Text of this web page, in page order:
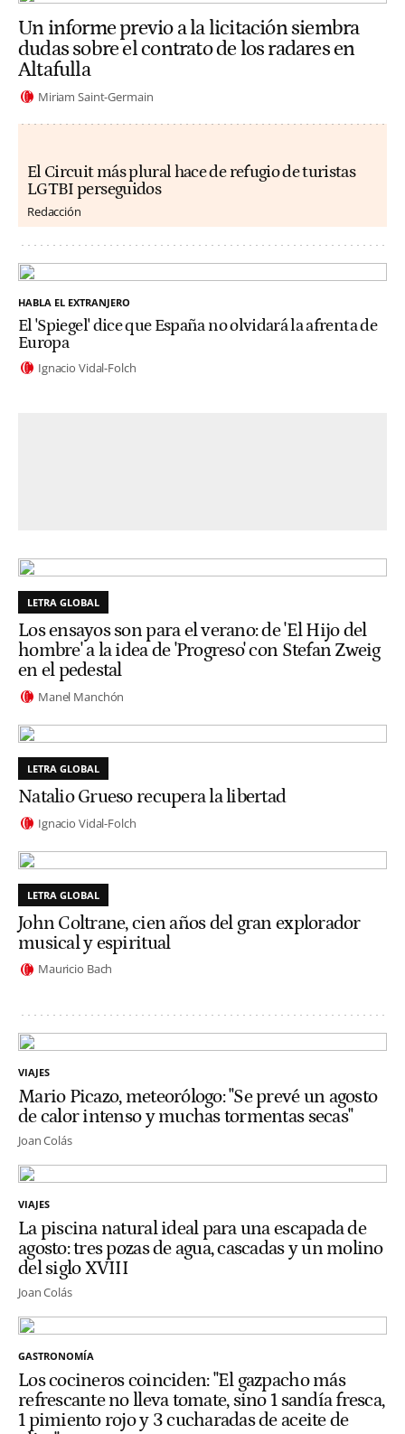
Un informe previo a la licitación siembra
dudas sobre el contrato de los radares en
Altafulla
Miriam Saint-Germain
El Circuit más plural hace de refugio de turistas
LGTBI perseguidos
Redacción
HABLA EL EXTRANJERO
El 'Spiegel' dice que España no olvidará la afrenta de
Europa
Ignacio Vidal-Folch
LETRA GLOBAL
Los ensayos son para el verano: de 'El Hijo del
hombre' a la idea de 'Progreso' con Stefan Zweig
en el pedestal
Manel Manchón
LETRA GLOBAL
Natalio Grueso recupera la libertad
Ignacio Vidal-Folch
LETRA GLOBAL
John Coltrane, cien años del gran explorador
musical y espiritual
Mauricio Bach
VIAJES
Mario Picazo, meteorólogo: "Se prevé un agosto
de calor intenso y muchas tormentas secas"
Joan Colás
VIAJES
La piscina natural ideal para una escapada de
agosto: tres pozas de agua, cascadas y un molino
del siglo XVIII
Joan Colás
GASTRONOMÍA
Los cocineros coinciden: "El gazpacho más
refrescante no lleva tomate, sino 1 sandía fresca,
1 pimiento rojo y 3 cucharadas de aceite de